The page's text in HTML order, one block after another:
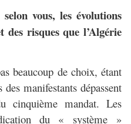
vous, les évolutions
risques que l’Algérie
beaucoup de choix, étant
manifestants dépassent
cinquième mandat. Les
du « système »